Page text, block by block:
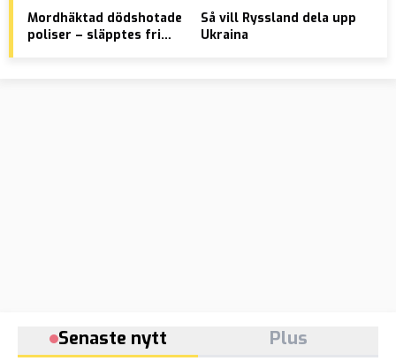
Mordhäktad dödshotade
poliser – släpptes fri
Så vill Ryssland dela upp
Ukraina
Senaste nytt Plus